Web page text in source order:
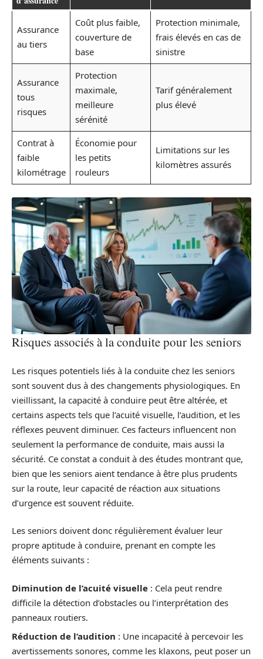
Assurance
au tiers
Coût plus faible,
couverture de
base
Protection minimale,
frais élevés en cas de
sinistre
Assurance
tous
risques
Protection
maximale,
meilleure
sérénité
Tarif généralement
plus élevé
Contrat à
faible
kilométrage
Économie pour
les petits
rouleurs
Limitations sur les
kilomètres assurés
Risques associés à la conduite pour les seniors
Les risques potentiels liés à la conduite chez les seniors
sont souvent dus à des changements physiologiques. En
vieillissant, la capacité à conduire peut être altérée, et
certains aspects tels que l’acuité visuelle, l’audition, et les
réflexes peuvent diminuer. Ces facteurs influencent non
seulement la performance de conduite, mais aussi la
sécurité. Ce constat a conduit à des études montrant que,
bien que les seniors aient tendance à être plus prudents
sur la route, leur capacité de réaction aux situations
d’urgence est souvent réduite.
Les seniors doivent donc régulièrement évaluer leur
propre aptitude à conduire, prenant en compte les
éléments suivants :
Diminution de l’acuité visuelle : Cela peut rendre
difficile la détection d’obstacles ou l’interprétation des
panneaux routiers.
Réduction de l’audition : Une incapacité à percevoir les
avertissements sonores, comme les klaxons, peut poser un